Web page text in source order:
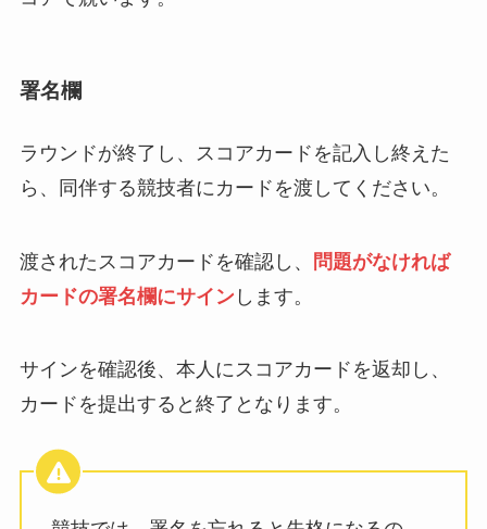
署名欄
ラウンドが終了し、スコアカードを記入し終えた
ら、同伴する競技者にカードを渡してください。
渡されたスコアカードを確認し、
問題がなければ
カードの署名欄にサイン します。
サインを確認後、本人にスコアカードを返却し、
カードを提出すると終了となります。